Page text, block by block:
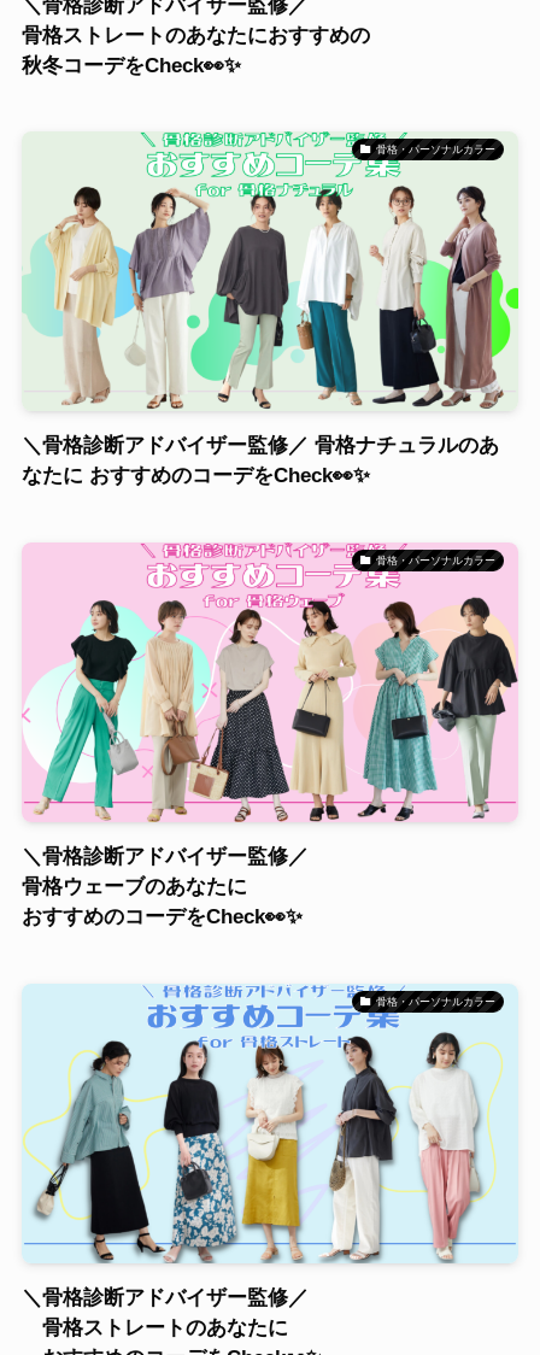
＼骨格診断アドバイザー監修／
骨格ストレートのあなたにおすすめの
秋冬コーデをCheck👀✨
骨格・パーソナルカラー
＼骨格診断アドバイザー監修／ 骨格ナチュラルのあ
なたに おすすめのコーデをCheck👀✨
骨格・パーソナルカラー
＼骨格診断アドバイザー監修／
骨格ウェーブのあなたに
おすすめのコーデをCheck👀✨
骨格・パーソナルカラー
＼骨格診断アドバイザー監修／
骨格ストレートのあなたに